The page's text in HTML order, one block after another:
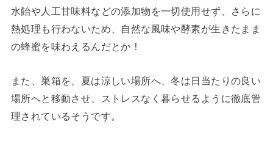
水飴や人工甘味料などの添加物を一切使用せず、さらに
熱処理も行わないため、自然な風味や酵素が生きたまま
の蜂蜜を味わえるんだとか！
また、巣箱を、夏は涼しい場所へ、冬は日当たりの良い
場所へと移動させ、ストレスなく暮らせるように徹底管
理されているそうです。